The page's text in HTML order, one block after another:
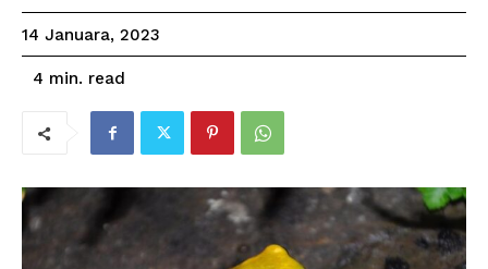
14 Januara, 2023
4 min. read